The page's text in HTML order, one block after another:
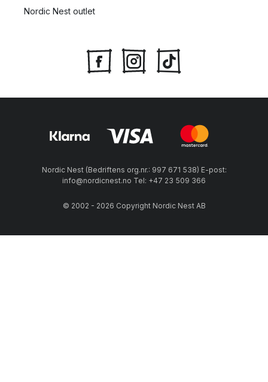
Nordic Nest outlet
Nordic Nest (Bedriftens org.nr.: 997 671 538) E-post:
info@nordicnest.no Tel: +47 23 509 366
© 2002 - 2026 Copyright Nordic Nest AB